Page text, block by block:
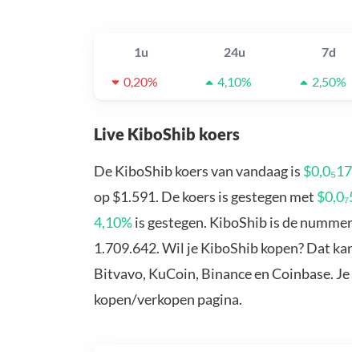
1u 24u 7d
0,20%
4,10% 2,50%
Live KiboShib koers
De KiboShib koers van vandaag is
op $1.591. De koers is gestegen met
4,10%is gestegen. KiboShib is de
1.709.642. Wil je KiboShib kopen? Dat
Bitvavo, KuCoin, Binance en Coinbase.
kopen/verkopen pagina.